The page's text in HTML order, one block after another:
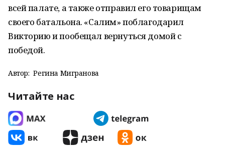
всей палате, а также отправил его товарищам
своего батальона. «Салим» поблагодарил
Викторию и пообещал вернуться домой с
победой.
Автор: Регина Мигранова
Читайте нас